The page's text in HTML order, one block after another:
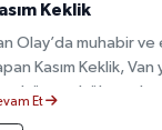
Keklik
Olay’da muhabir
Kasım Keklik,
üzere bölgesel
Et